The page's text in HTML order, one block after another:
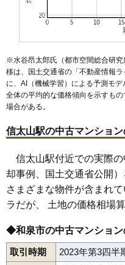
マンシ
無料一
グランドメゾン和泉
住所 大阪府和泉市い
交通
相場 2,500万円
マン
無料一
※水谷昂太郎氏（都市空間総合研
移は、国土交通省の「 不動産情報ラ
に、AI（機械学習）による予測モ
全体の平均的な価格傾向を示すも
場合がある。
信太山駅の中古マンショ
信太山駅付近での実際の
却事例、国土交通省公開
さまざまな物件が含まれ
ラだが、 土地の価格相場
◆和泉市の中古マンション
取引時期 2023年第3四半